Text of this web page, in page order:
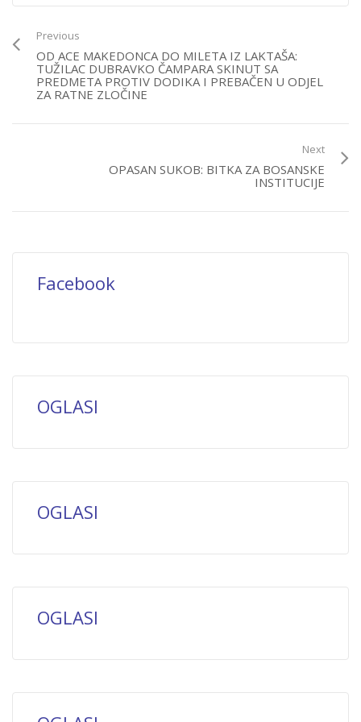
Previous
OD ACE MAKEDONCA DO MILETA IZ LAKTAŠA:
TUŽILAC DUBRAVKO ČAMPARA SKINUT SA
PREDMETA PROTIV DODIKA I PREBAČEN U ODJEL
ZA RATNE ZLOČINE
Next
OPASAN SUKOB: BITKA ZA BOSANSKE
INSTITUCIJE
Facebook
OGLASI
OGLASI
OGLASI